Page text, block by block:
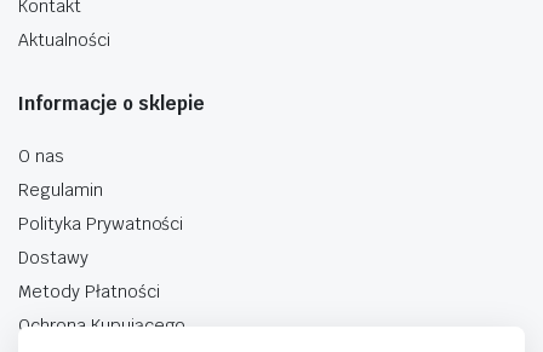
Kontakt
Aktualności
Informacje o sklepie
O nas
Regulamin
Polityka Prywatności
Dostawy
Metody Płatności
Ochrona Kupującego